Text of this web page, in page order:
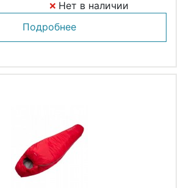
Нет в наличии
Подробнее